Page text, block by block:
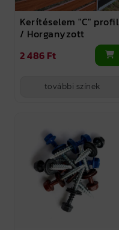
Kerítéselem "C" profil
/ Horganyzott
2 486 Ft
további színek